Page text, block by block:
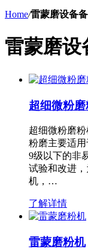
Home/雷蒙磨设备
雷蒙磨设
超细微粉
超细微粉磨
粉磨主要适
9级以下的非
试验和改进
机，…
了解详情
雷蒙磨粉机